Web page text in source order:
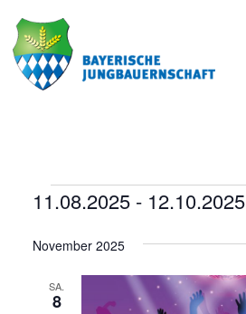
Inhalt
springen
Fußzeile
springen
Veranstaltungen
11.08.2025 - 12.10.2025
wählen.
November 2025
SA.
8